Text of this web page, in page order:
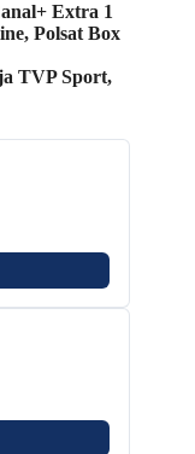
Extra 1
Polsat Box
TVP Sport,